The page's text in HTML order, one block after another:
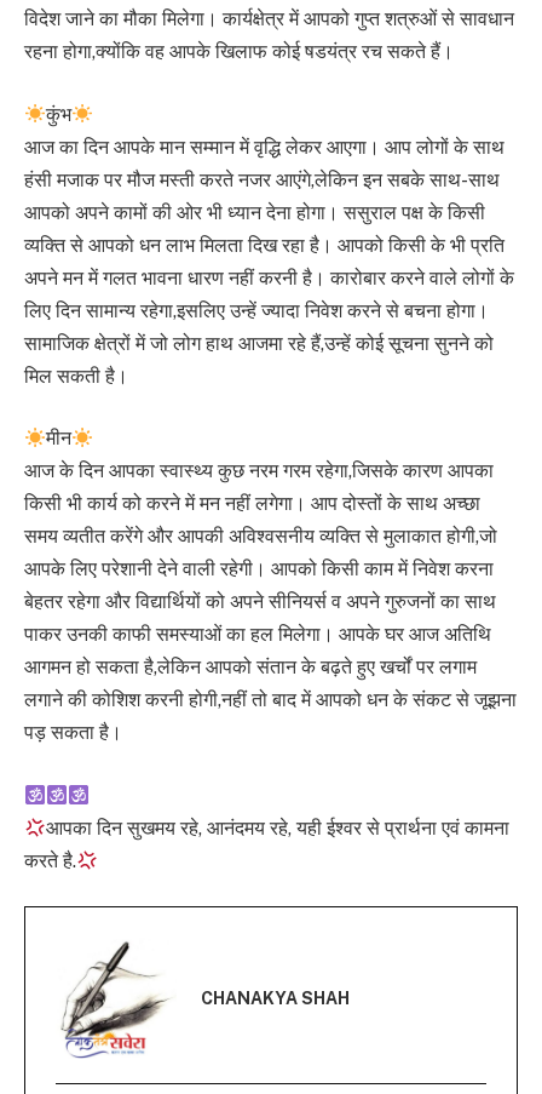
विदेश जाने का मौका मिलेगा। कार्यक्षेत्र में आपको गुप्त शत्रुओं से सावधान
रहना होगा,क्योंकि वह आपके खिलाफ कोई षडयंत्र रच सकते हैं।
कुंभ
आज का दिन आपके मान सम्मान में वृद्धि लेकर आएगा। आप लोगों के साथ
हंसी मजाक पर मौज मस्ती करते नजर आएंगे,लेकिन इन सबके साथ-साथ
आपको अपने कामों की ओर भी ध्यान देना होगा। ससुराल पक्ष के किसी
व्यक्ति से आपको धन लाभ मिलता दिख रहा है। आपको किसी के भी प्रति
अपने मन में गलत भावना धारण नहीं करनी है। कारोबार करने वाले लोगों के
लिए दिन सामान्य रहेगा,इसलिए उन्हें ज्यादा निवेश करने से बचना होगा।
सामाजिक क्षेत्रों में जो लोग हाथ आजमा रहे हैं,उन्हें कोई सूचना सुनने को
मिल सकती है।
मीन
आज के दिन आपका स्वास्थ्य कुछ नरम गरम रहेगा,जिसके कारण आपका
किसी भी कार्य को करने में मन नहीं लगेगा। आप दोस्तों के साथ अच्छा
समय व्यतीत करेंगे और आपकी अविश्वसनीय व्यक्ति से मुलाकात होगी,जो
आपके लिए परेशानी देने वाली रहेगी। आपको किसी काम में निवेश करना
बेहतर रहेगा और विद्यार्थियों को अपने सीनियर्स व अपने गुरुजनों का साथ
पाकर उनकी काफी समस्याओं का हल मिलेगा। आपके घर आज अतिथि
आगमन हो सकता है,लेकिन आपको संतान के बढ़ते हुए खर्चों पर लगाम
लगाने की कोशिश करनी होगी,नहीं तो बाद में आपको धन के संकट से जूझना
पड़ सकता है।
आपका दिन सुखमय रहे, आनंदमय रहे, यही ईश्वर से प्रार्थना एवं कामना
करते है.
CHANAKYA SHAH